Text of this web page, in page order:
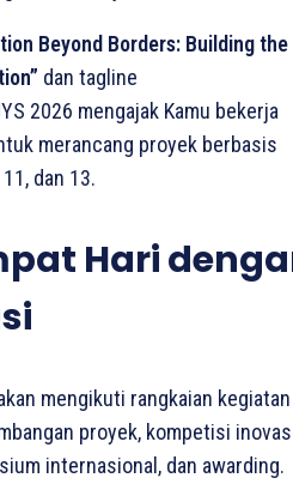
Beyond Borders: Building the
dan tagline
2026 mengajak Kamu bekerja
merancang proyek berbasis
dan 13.
Hari
mengikuti rangkaian kegiatan
proyek, kompetisi
internasional, dan awarding.